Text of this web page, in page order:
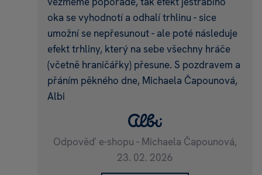
oka se vyhodnotí a odhalí trhlinu - sice
umožní se nepřesunout - ale poté následuje
efekt trhliny, který na sebe všechny hráče
(včetně hraničářky) přesune. S pozdravem a
přáním pěkného dne, Michaela Čapounová,
Albi
Odpověď e-shopu - Michaela Čapounová,
23. 02. 2026